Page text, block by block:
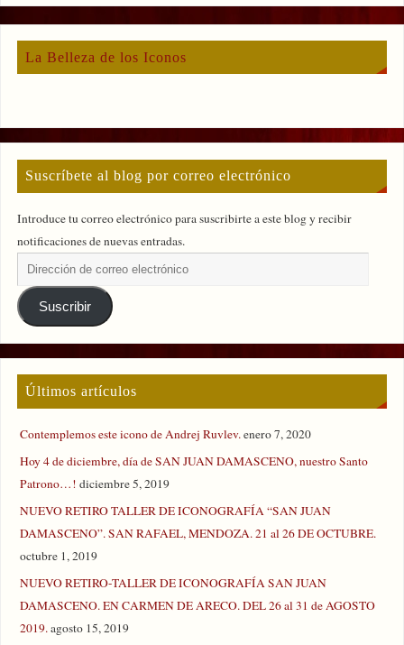
La Belleza de los Iconos
Suscríbete al blog por correo electrónico
Introduce tu correo electrónico para suscribirte a este blog y recibir
notificaciones de nuevas entradas.
Suscribir
Últimos artículos
Contemplemos este icono de Andrej Ruvlev. enero 7, 2020
Hoy 4 de diciembre, día de SAN JUAN DAMASCENO, nuestro Santo
Patrono…! diciembre 5, 2019
NUEVO RETIRO TALLER DE ICONOGRAFÍA “SAN JUAN
DAMASCENO”. SAN RAFAEL, MENDOZA. 21 al 26 DE OCTUBRE.
octubre 1, 2019
NUEVO RETIRO-TALLER DE ICONOGRAFÍA SAN JUAN
DAMASCENO. EN CARMEN DE ARECO. DEL 26 al 31 de AGOSTO
2019. agosto 15, 2019